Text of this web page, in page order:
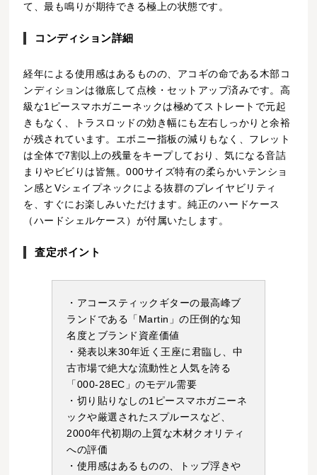
て、最も鳴りが期待できる極上の状態です。
コンディション詳細
経年による使用感はあるものの、アコギの命である木部コ
ンディションは徹底して点検・セットアップ済みです。高
級な1ピースマホガニーネックは極めてストレートで元起
きもなく、トラスロッドの効き幅にも左右しっかりと余裕
が残されています。エボニー指板の減りもなく、フレット
は全体で7割以上の残量をキープしており、気になる音詰
まりやビビりは皆無。000サイズ特有の柔らかいテンショ
ン感とVシェイプネックによる抜群のプレイヤビリティ
を、すぐにお楽しみいただけます。純正のハードケース
（ハードシェルケース）が付属いたします。
査定ポイント
・アコースティックギターの最高峰ブ
ランドである「Martin」の圧倒的な知
名度とブランド資産価値
・発表以来30年近く王座に君臨し、中
古市場で絶大な流動性と人気を誇る
「000-28EC」のモデル需要
・切り貼りなしの1ピースマホガニーネ
ックや厳選されたスプルースなど、
2000年代初期の上質な木材クオリティ
への評価
・使用感はあるものの、トップ浮きや